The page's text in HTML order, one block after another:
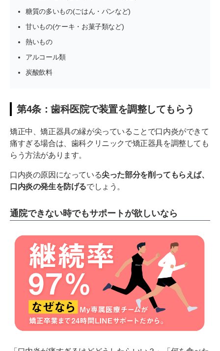
糖質の多いもの(ごはん・パンなど)
甘いもの(ケーキ・お菓子類など)
熱いもの
アルコール類
炭酸飲料
第4条：歯科医院で装置を調整してもらう
矯正中、矯正器具の縁が尖っていることで口内炎ができて
痛すぎる場合は、歯科クリニックで矯正器具を調整しても
らう方法があります。
口内炎の原因になっている尖った部分を削ってもらえば、
口内炎の発生を防げるでしょう。
通院できない時でもサポートが欲しいなら